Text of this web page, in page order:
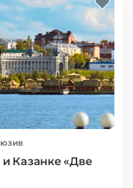
и Казанке «Две